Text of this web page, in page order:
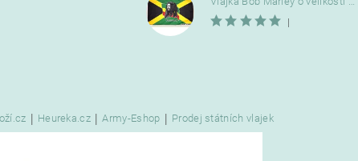
|
| Heureka.cz | Army-Eshop | Prodej státních vlajek